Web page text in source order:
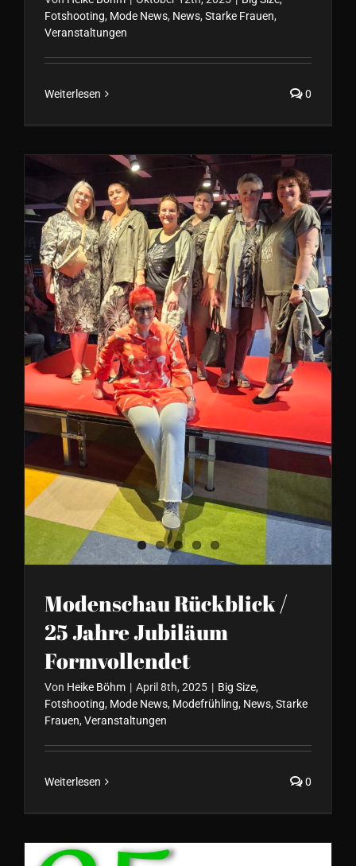
Fotshooting, Mode News, News, Starke Frauen,
Veranstaltungen
Weiterlesen 0
Modenschau Rückblick / 25
Jahre Jubiläum
Formvollendet
Modenschau Rückblick /
25 Jahre Jubiläum
Formvollendet
Von Heike Böhm | April 8th, 2025 | Big Size,
Fotshooting, Mode News, Modefrühling, News, Starke
Frauen, Veranstaltungen
Weiterlesen 0